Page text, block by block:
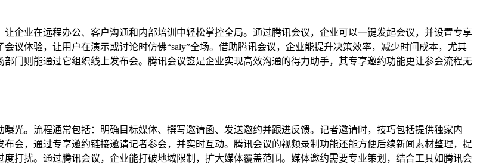
企业在远程办公、客户沟通和内部培训中轻松掌控全局。通过腾讯会议，企业可以一键发起会议，并设置专享
议体验，让用户在演示或讨论时仿佛“saly”全场。借助腾讯会议，企业能提升决策效率，减少时间成本，尤其
门则能通过它组织线上发布会。腾讯会议签是企业实现高效沟通的得力助手，其专享邀约功能更让参会流程无
光。流程通常包括：明确目标媒体、撰写邀请函、发送邀约并跟进反馈。记者邀请时，技巧包括提供独家内
会，通过专享邀约链接邀请记者参会，并实时互动。腾讯会议的视频录制功能还能方便后续新闻素材整理，提
打扰。通过腾讯会议，企业能打破地域限制，扩大媒体覆盖范围。媒体邀约需要专业策划，结合工具如腾讯会